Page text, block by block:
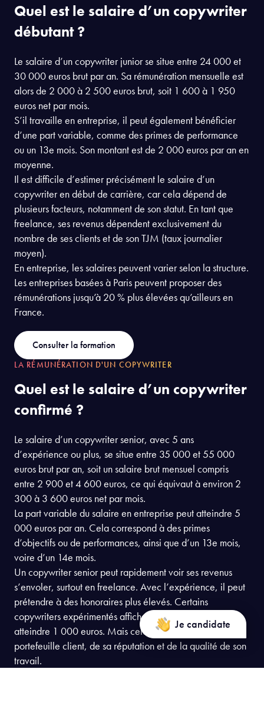
Je candidate
Quel est le salaire d’un copywriter
débutant ?
Le salaire d’un copywriter junior se situe entre 24 000 et
30 000 euros brut par an. Sa rémunération mensuelle est
alors de 2 000 à 2 500 euros brut, soit 1 600 à 1 950
euros net par mois.
S’il travaille en entreprise, il peut également bénéficier
d’une part variable, comme des primes de performance
ou un 13e mois. Son montant est de 2 000 euros par an en
moyenne.
Il est difficile d’estimer précisément le salaire d’un
copywriter en début de carrière, car cela dépend de
plusieurs facteurs, notamment de son statut. En tant que
freelance, ses revenus dépendent exclusivement du
nombre de ses clients et de son TJM (taux journalier
moyen).
En entreprise, les salaires peuvent varier selon la structure.
Les entreprises basées à Paris peuvent proposer des
rémunérations jusqu’à 20 % plus élevées qu’ailleurs en
France.
Consulter la formation
LA RÉMUNÉRATION D'UN COPYWRITER
Quel est le salaire d’un copywriter
confirmé ?
Le salaire d’un copywriter senior, avec 5 ans
d’expérience ou plus, se situe entre 35 000 et 55 000
euros brut par an, soit un salaire brut mensuel compris
entre 2 900 et 4 600 euros, ce qui équivaut à environ 2
300 à 3 600 euros net par mois.
La part variable du salaire en entreprise peut atteindre 5
000 euros par an. Cela correspond à des primes
d’objectifs ou de performances, ainsi que d’un 13e mois,
voire d’un 14e mois.
Un copywriter senior peut rapidement voir ses revenus
s’envoler, surtout en freelance. Avec l’expérience, il peut
prétendre à des honoraires plus élevés. Certains
copywriters expérimentés affichent ainsi un TJM pouvant
atteindre 1 000 euros. Mais cela dépend bien sûr de son
portefeuille client, de sa réputation et de la qualité de son
travail.